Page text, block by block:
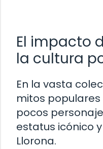
El impacto
la cultura
En la vasta
mitos populares
pocos
estatus icónico
Llorona.